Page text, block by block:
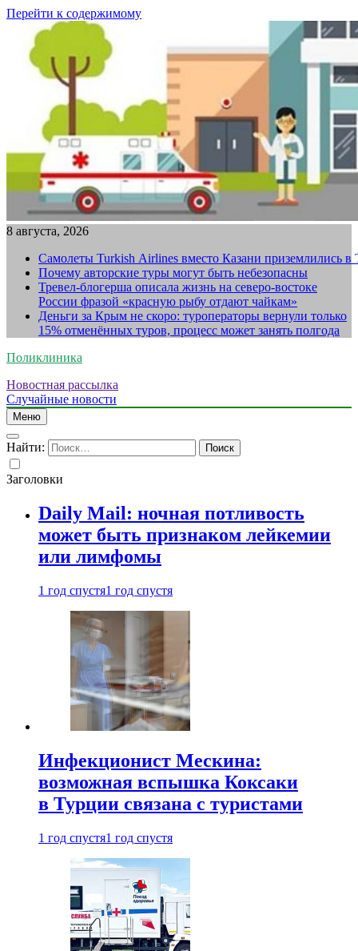
Перейти к содержимому
8 августа, 2026
Самолеты Turkish Airlines вместо Казани приземлились в
Почему авторские туры могут быть небезопасны
Тревел-блогерша описала жизнь на северо-востоке
России фразой «красную рыбу отдают чайкам»
Деньги за Крым не скоро: туроператоры вернули только
15% отменённых туров, процесс может занять полгода
Поликлиника
Новостная рассылка
Случайные новости
Меню
Найти:
Заголовки
Daily Mail: ночная потливость
может быть признаком лейкемии
или лимфомы
1 год спустя1 год спустя
Инфекционист Мескина:
возможная вспышка Коксаки
в Турции связана с туристами
1 год спустя1 год спустя